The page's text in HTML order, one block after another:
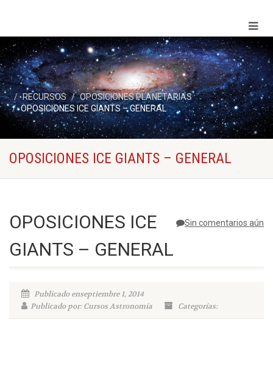
RECURSOS
OPOSICIONES PLANETARIAS
OPOSICIONES ICE GIANTS – GENERAL
OPOSICIONES ICE GIANTS – GENERAL
Sin comentarios aún
OPOSICIONES ICE
GIANTS – GENERAL
Publicado enseptiembre 1, 2014
Publicado por: Cursos Astronomía
Categorías: